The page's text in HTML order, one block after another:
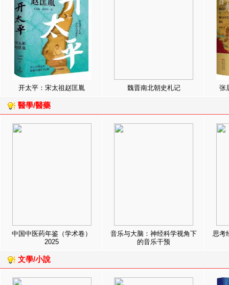
开太平：宋太祖赵匡胤 魏晋南北朝史札记 张
醫學/醫藥
中国中医药年鉴（学术卷）
2025
音乐与大脑：神经科学视角下
的音乐干预
思考
文學/小說